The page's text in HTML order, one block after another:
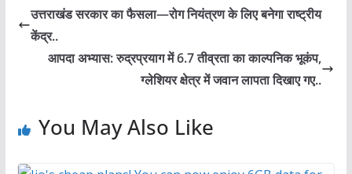
उत्तराखंड सरकार का फैसला—रोग नियंत्रण के लिए बनेगा राष्ट्रीय
केंद्र..
आपदा अभ्यास: रुद्रप्रयाग में 6.7 तीव्रता का काल्पनिक भूकंप,
ग्लेशियर क्षेत्र में जवान लापता दिखाए गए..
You May Also Like